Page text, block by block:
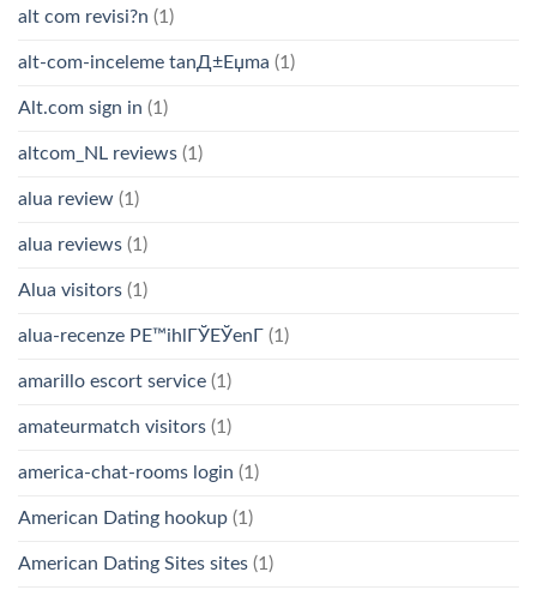
alt com revisi?n (1)
alt-com-inceleme tanД±Еџma (1)
Alt.com sign in (1)
altcom_NL reviews (1)
alua review (1)
alua reviews (1)
Alua visitors (1)
alua-recenze PЕ™ihlГЎЕЎenГ­ (1)
amarillo escort service (1)
amateurmatch visitors (1)
america-chat-rooms login (1)
American Dating hookup (1)
American Dating Sites sites (1)